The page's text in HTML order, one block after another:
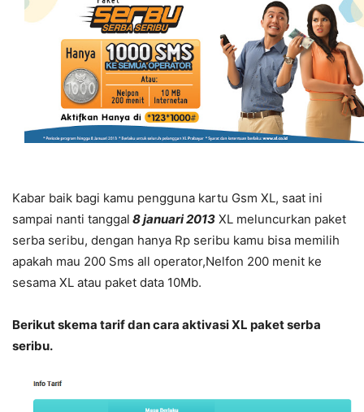
Kabar baik bagi kamu pengguna kartu Gsm XL, saat ini
sampai nanti tanggal 8 januari 2013 XL meluncurkan paket
serba seribu, dengan hanya Rp seribu kamu bisa memilih
apakah mau 200 Sms all operator,Nelfon 200 menit ke
sesama XL atau paket data 10Mb.
Berikut skema tarif dan cara aktivasi XL paket serba
seribu.